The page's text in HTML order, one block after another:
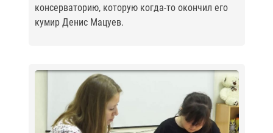
консерваторию, которую когда-то окончил его
кумир Денис Мацуев.